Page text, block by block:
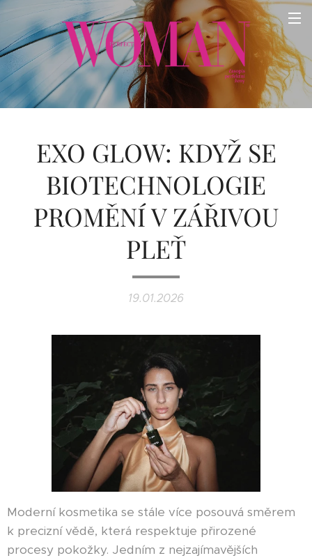
EXO GLOW: KDYŽ SE
BIOTECHNOLOGIE
PROMĚNÍ V ZÁŘIVOU
PLEŤ
19.01.2026
Moderní kosmetika se stále více posouvá směrem
k precizní vědě, která respektuje přirozené
procesy pokožky. Jedním z nejzajímavějších